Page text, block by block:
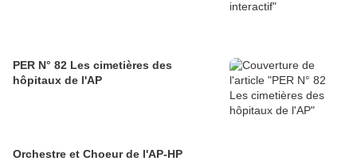
PER N° 82 Les cimetières des
hôpitaux de l'AP
Orchestre et Choeur de l'AP-HP